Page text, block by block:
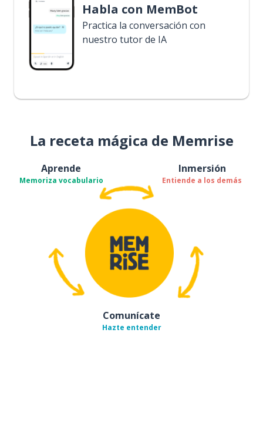
Habla con MemBot
Practica la conversación con
nuestro tutor de IA
La receta mágica de Memrise
Aprende
Memoriza vocabulario
Inmersión
Entiende a los demás
Comunícate
Hazte entender